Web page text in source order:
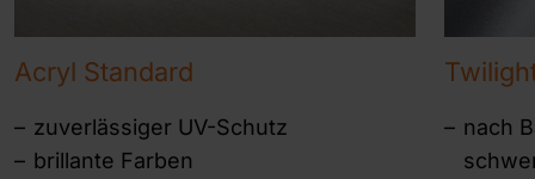
Acryl Standard
zuverlässiger UV-Schutz
brillante Farben
nach